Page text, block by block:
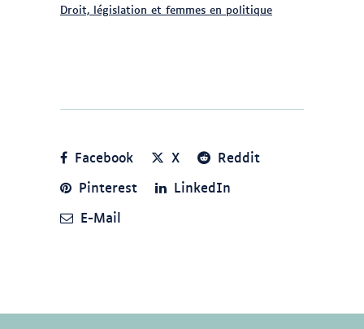
Droit, législation et femmes en politique
Facebook X
Reddit
Pinterest
LinkedIn
E-Mail